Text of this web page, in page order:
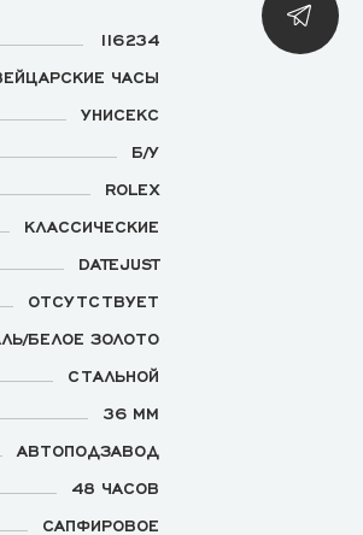
116234
ЧАСЫ
УНИСЕКС
Б/У
ROLEX
КЛАССИЧЕСКИЕ
DATEJUST
ОТСУТСТВУЕТ
БЕЛОЕ ЗОЛОТО
СТАЛЬНОЙ
36 ММ
АВТОПОДЗАВОД
48 ЧАСОВ
САПФИРОВОЕ